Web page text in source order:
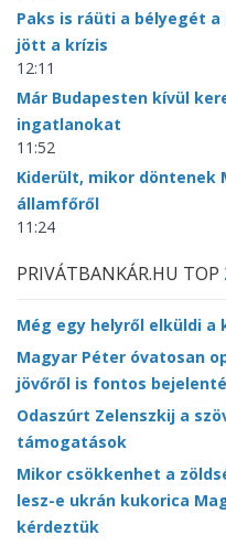
Paks is ráüti a bélyegét a
jött a krízis
12:11
Már Budapesten kívül
ingatlanokat
11:52
Kiderült, mikor döntenek
államfőről
11:24
PRIVÁTBANKÁR.HU TOP
Még egy helyről elküldi a
Magyar Péter óvatosan
jövőről is fontos
Odaszúrt Zelenszkij a
támogatások
Mikor csökkenhet a
lesz-e ukrán kukorica
kérdeztük